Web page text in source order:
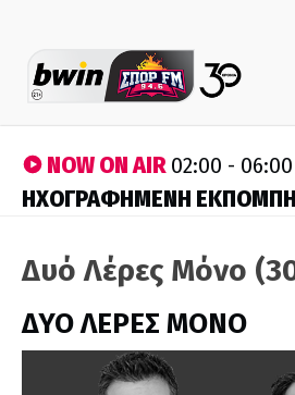
NOW ON AIR02:00 -
ΗΧΟΓΡΑΦΗΜΕΝΗ ΕΚΠΟΜΠΗ
Δυό Λέρες Μόνο
ΔΥΟ ΛΕΡΕΣ ΜΟΝΟ